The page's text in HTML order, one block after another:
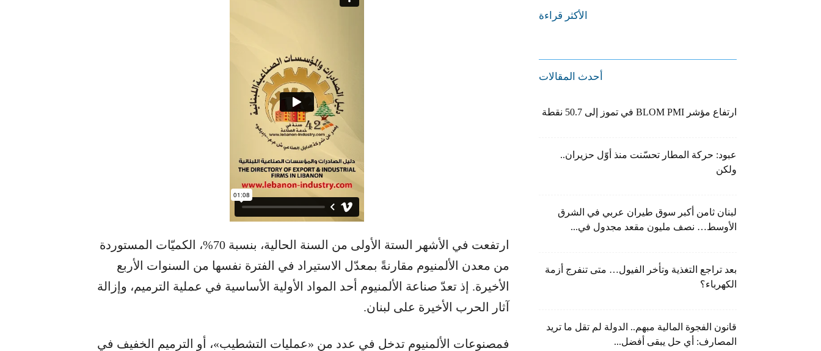
ارتفعت في الأشهر الستة الأولى من السنة الحالية، بنسبة 70%، الكميّات المستوردة
من معدن الألمنيوم مقارنةً بمعدّل الاستيراد في الفترة نفسها من السنوات الأربع
الأخيرة. إذ تعدّ صناعة الألمنيوم أحد المواد الأولية الأساسية في عملية الترميم، وإزالة
آثار الحرب الأخيرة على لبنان.
فمصنوعات الألمنيوم تدخل في عدد من «عمليات التشطيب»، أو الترميم الخفيف في
الأكثر قراءة
أحدث المقالات
ارتفاع مؤشر BLOM PMI في تموز إلى 50.7 نقطة
عبود: حركة المطار تحسّنت منذ أوّل حزيران..
ولكن
لبنان ثامن أكبر سوق طيران عربي في الشرق
الأوسط… نصف مليون مقعد مجدول في...
بعد تراجع التغذية وتأخر الفيول… متى تنفرج أزمة
الكهرباء؟
قانون الفجوة المالية مبهم.. الدولة لم تقل ما تريد
المصارف: أي حل يبقى أفضل...